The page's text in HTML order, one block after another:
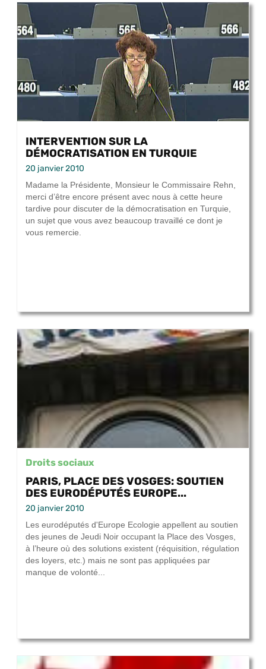
INTERVENTION SUR LA
DÉMOCRATISATION EN TURQUIE
20 janvier 2010
Madame la Présidente, Monsieur le Commissaire Rehn,
merci d’être encore présent avec nous à cette heure
tardive pour discuter de la démocratisation en Turquie,
un sujet que vous avez beaucoup travaillé ce dont je
vous remercie.
Droits sociaux
PARIS, PLACE DES VOSGES: SOUTIEN
DES EURODÉPUTÉS EUROPE...
20 janvier 2010
Les eurodéputés d'Europe Ecologie appellent au soutien
des jeunes de Jeudi Noir occupant la Place des Vosges,
à l’heure où des solutions existent (réquisition, régulation
des loyers, etc.) mais ne sont pas appliquées par
manque de volonté...